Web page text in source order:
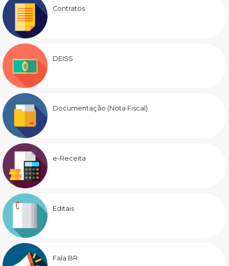
Contratos
DEISS
Documentação (Nota Fiscal)
e-Receita
Editais
Fala.BR